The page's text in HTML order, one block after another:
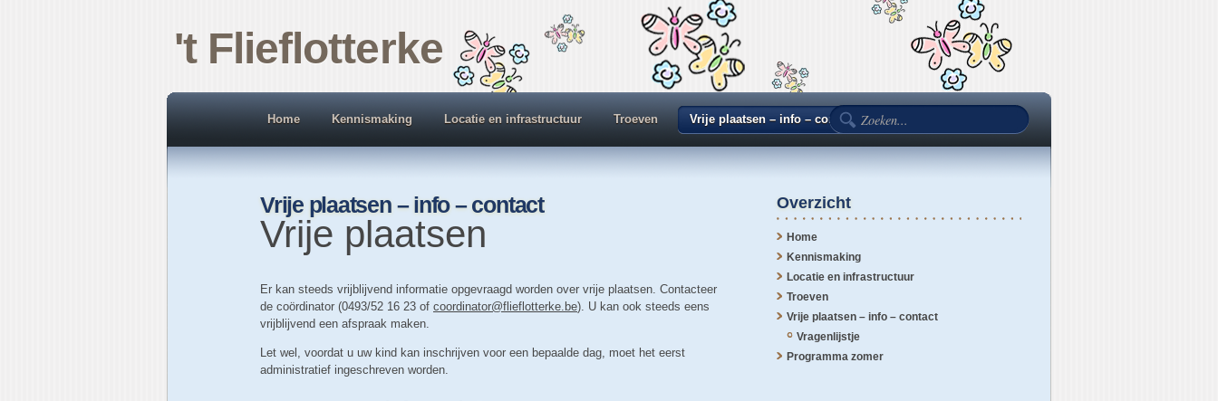
't Flieflotterke
Home Kennismaking Locatie en infrastructuur Troeven Vrije plaatsen – info – contact Programma zomer
Vrije plaatsen – info – contact
Vrije plaatsen
Er kan steeds vrijblijvend informatie opgevraagd worden over vrije plaatsen. Contacteer
de coördinator (0493/52 16 23 of coordinator@flieflotterke.be). U kan ook steeds eens
vrijblijvend een afspraak maken.
Let wel, voordat u uw kind kan inschrijven voor een bepaalde dag, moet het eerst
administratief ingeschreven worden.
Overzicht
Home
Kennismaking
Locatie en infrastructuur
Troeven
Vrije plaatsen – info – contact
Vragenlijstje
Programma zomer